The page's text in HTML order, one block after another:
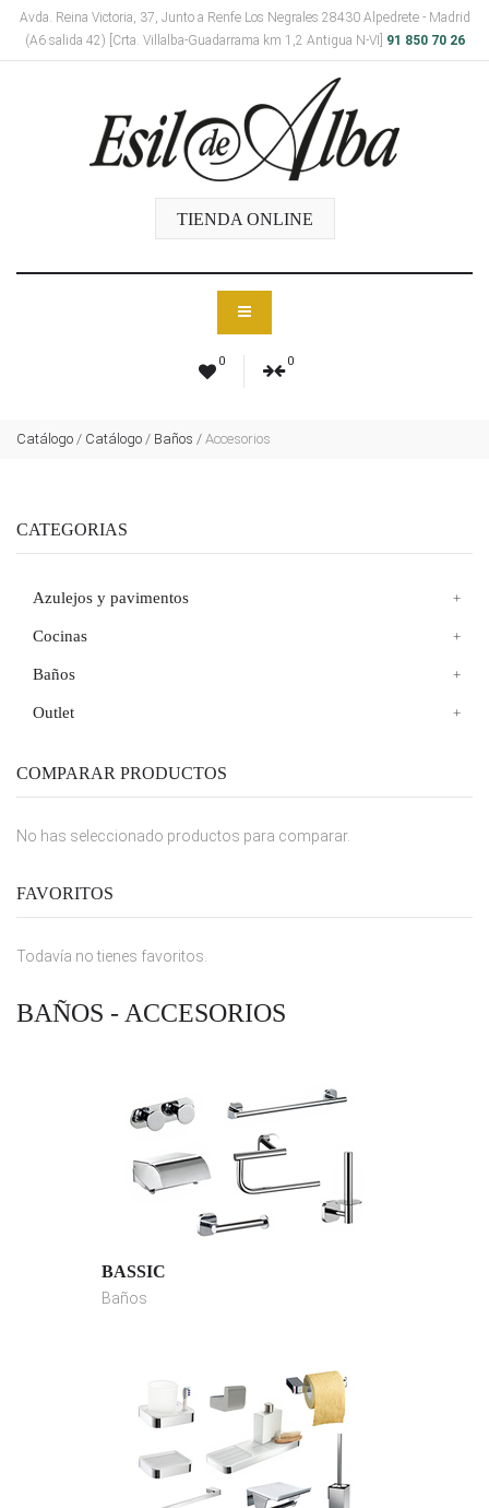
Avda. Reina Victoria, 37, Junto a Renfe Los Negrales 28430 Alpedrete - Madrid
(A6 salida 42) [Crta. Villalba-Guadarrama km 1,2 Antigua N-VI]
91 850 70 26
TIENDA ONLINE
0 0
Catálogo / Catálogo / Baños / Accesorios
CATEGORIAS
Azulejos y pavimentos
Cocinas
Baños
Outlet
COMPARAR PRODUCTOS
No has seleccionado productos para comparar.
FAVORITOS
Todavía no tienes favoritos.
BAÑOS - ACCESORIOS
BASSIC
Baños